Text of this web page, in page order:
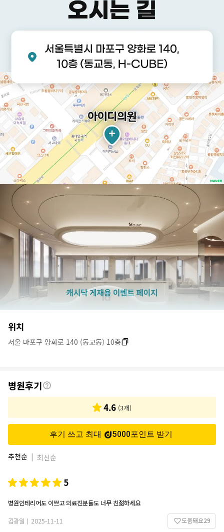
병
원
위치
서울 마포구 양화로 140 (동교동) 10층
후
기
병원후기
4.6 (3개)
후기 쓰고 최대 5000포인트 받기
추천순 | 최신순
5
병원인테리어도 이쁘고 의료진분들도 너무 친젊하세요
김광일
2025-11-11 도움돼요29